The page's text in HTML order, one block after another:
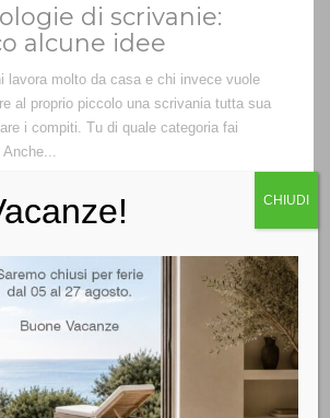
di scrivanie:
alcune idee
lavora molto da casa e chi invece vuole
al proprio piccolo una scrivania tutta sua
i compiti. Tu di quale categoria fai
CHIUDI